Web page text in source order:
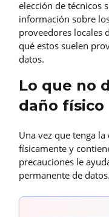
elección de técnicos
información sobre
proveedores locales
qué estos suelen
datos.
Lo que no
daño físico
Una vez que tenga la
físicamente y
precauciones le
permanente de datos.